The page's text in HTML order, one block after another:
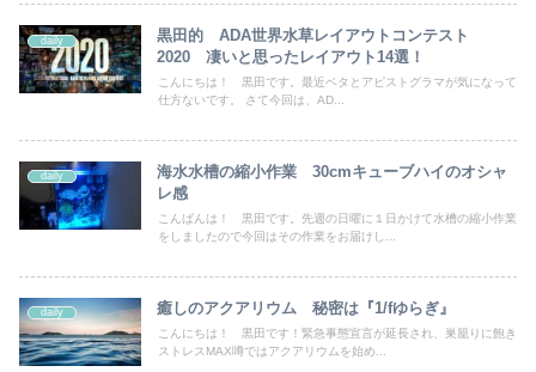
daily
黒田的 ADA世界水草レイアウトコンテスト
2020 凄いと思ったレイアウト14選！
こんにちは！ 黒田です。最近ベタとアピストグラマが気になって
仕方ないです。 さて今回は、AD...
daily
海水水槽の縮小作業 30cmキューブハイのオシャ
レ感
こんばんは！ 黒田です。先週の日曜に１日かけて水槽の縮小作業
をしましたので今回はその作業をお届けし...
daily 癒しのアクアリウム 秘密は『1/fゆらぎ』
こんにちは！ 黒田です！緊急事態宣言が延長され、巣籠りに飽き
ストレスMAX噂ではアクアリウムを始め...